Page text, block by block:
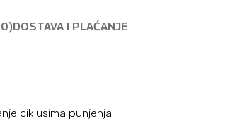
DOSTAVA I PLAĆANJE
ciklusima punjenja